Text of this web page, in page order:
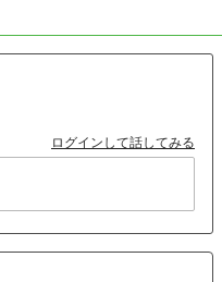
ログインして話してみる